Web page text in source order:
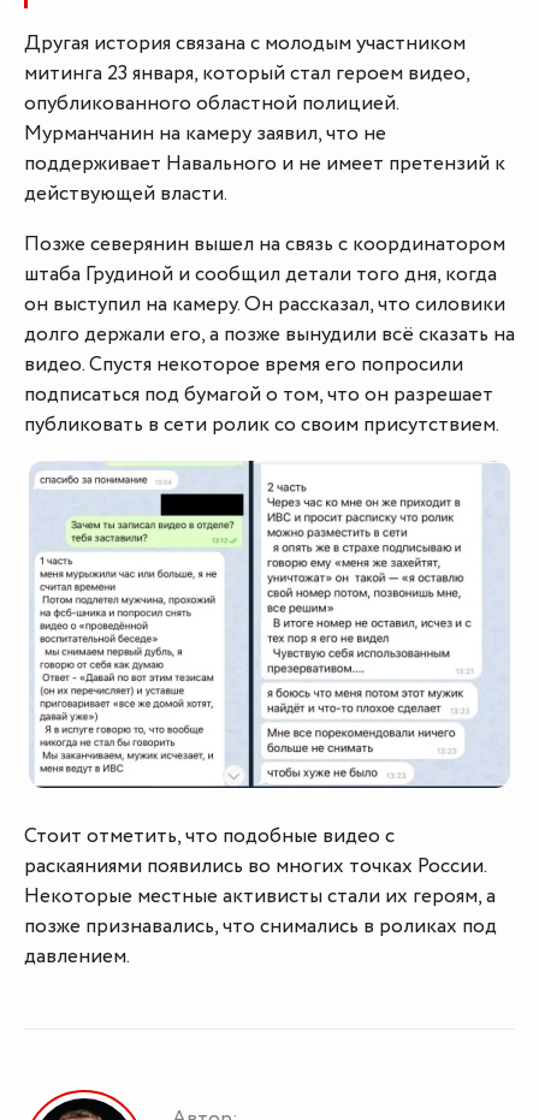
Другая история связана с молодым участником
митинга 23 января, который стал героем видео,
опубликованного областной полицией.
Мурманчанин на камеру заявил, что не
поддерживает Навального и не имеет претензий к
действующей власти.
Позже северянин вышел на связь с координатором
штаба Грудиной и сообщил детали того дня, когда
он выступил на камеру. Он рассказал, что силовики
долго держали его, а позже вынудили всё сказать на
видео. Спустя некоторое время его попросили
подписаться под бумагой о том, что он разрешает
публиковать в сети ролик со своим присутствием.
Стоит отметить, что подобные видео с
раскаяниями появились во многих точках России.
Некоторые местные активисты стали их героям, а
позже признавались, что снимались в роликах под
давлением.